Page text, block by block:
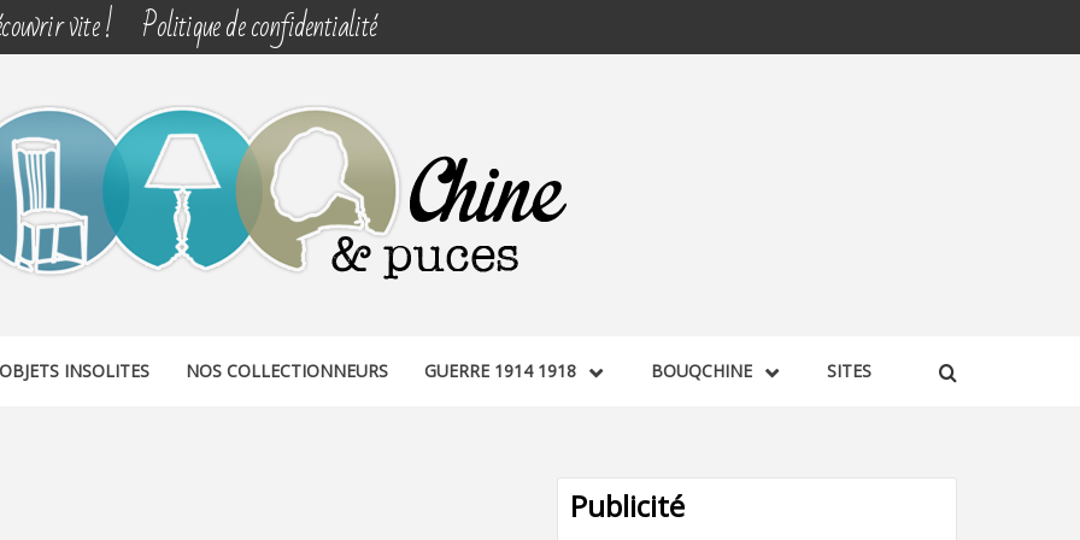
vite ! Politique de confidentialité
PUCES
OBJETS INSOLITES NOS COLLECTIONNEURS GUERRE 1914 1918 BOUQCHINE SITES
Publicité